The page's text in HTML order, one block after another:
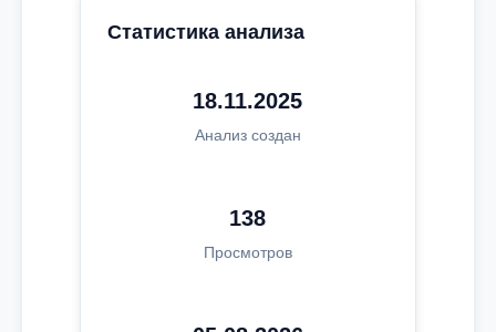
Статистика анализа
18.11.2025
Анализ создан
138
Просмотров